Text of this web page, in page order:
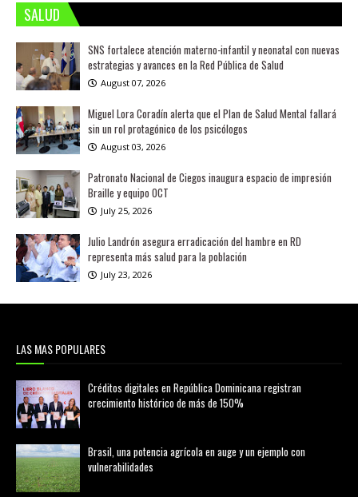
SALUD
SNS fortalece atención materno-infantil y neonatal con nuevas
estrategias y avances en la Red Pública de Salud
August 07, 2026
Miguel Lora Coradín alerta que el Plan de Salud Mental fallará
sin un rol protagónico de los psicólogos
August 03, 2026
Patronato Nacional de Ciegos inaugura espacio de impresión
Braille y equipo OCT
July 25, 2026
Julio Landrón asegura erradicación del hambre en RD
representa más salud para la población
July 23, 2026
LAS MAS POPULARES
Créditos digitales en República Dominicana registran
crecimiento histórico de más de 150%
Brasil, una potencia agrícola en auge y un ejemplo con
vulnerabilidades